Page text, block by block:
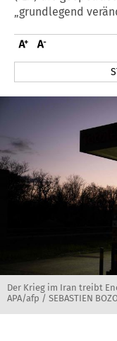
„grundlegend
Der Krieg im Iran treibt
APA/afp / SEBASTIEN